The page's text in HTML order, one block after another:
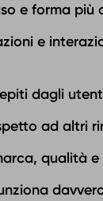
e forma più
e
dagli
ad altri
qualità e